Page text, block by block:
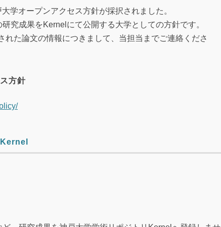
学オープンアクセス方針が採択されました。
究成果をKernelにて公開する大学としての方針です。
れた論文の情報につきまして、当担当までご連絡くださ
方針